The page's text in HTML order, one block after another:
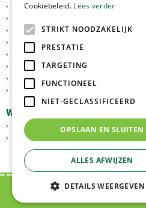
Tuinverlichting
Meststoffen
Graszoden
Tuingereedschap
Vijverartikelen
Sfeer en Cadeau
Dierbenodigdheden
Webshop
GoedkopeOlijfbomen.nl
Tuinplantenonline.nl
©
Cookiebeleid. Lees verder
STRIKT NOODZAKELIJK
PRESTATIE
TARGETING
FUNCTIONEEL
NIET-GECLASSIFICEERD
OPSLAAN EN SLUITEN
ALLES AFWIJZEN
DETAILS WEERGEVEN